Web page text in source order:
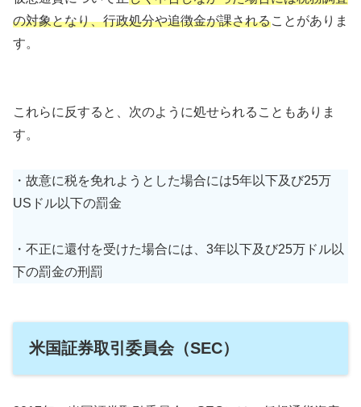
の対象となり、行政処分や追徴金が課されることがありま
す。
これらに反すると、次のように処せられることもありま
す。
・故意に税を免れようとした場合には5年以下及び25万
USドル以下の罰金
・不正に還付を受けた場合には、3年以下及び25万ドル以
下の罰金の刑罰
米国証券取引委員会（SEC）